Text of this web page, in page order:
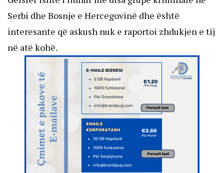
Serbi dhe Bosnje e Hercegovinë dhe është
interesante që askush nuk e raportoi zhdukjen e tij
në atë kohë.